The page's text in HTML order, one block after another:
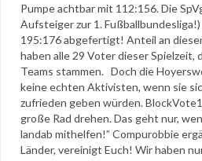
Pumpe achtbar mit 112:156. Die
Aufsteiger zur 1.
195:176 abgefertigt! Anteil an
haben alle 29 Voter dieser Spielzeit,
Teams stammen. Doch die
keine echten Aktivisten, wenn sie
zufrieden geben würden.
große Rad drehen. Das geht nur,
landab mithelfen!” Compurobbie
Länder, vereinigt Euch! Wir haben